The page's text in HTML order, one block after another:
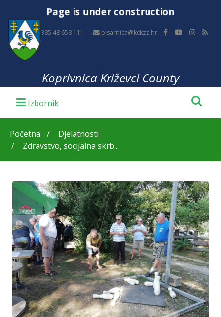
Page is under construction
+385 48 658 111 pisarnica@kckzz.hr
Koprivnica Križevci County
Početna
Djelatnosti
Zdravstvo, socijalna skrb...